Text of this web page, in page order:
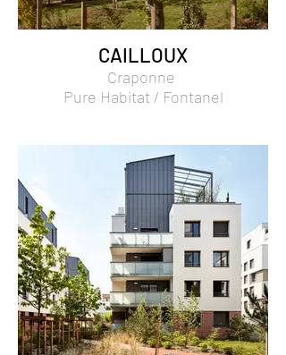
CAILLOUX
Craponne
Pure Habitat / Fontanel